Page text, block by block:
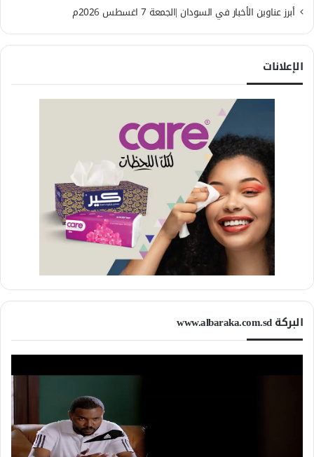
أبرز عناوين الأخبار في السودان |الجمعة 7 اغسطس 2026م
الإعلانات
البركة www.albaraka.com.sd